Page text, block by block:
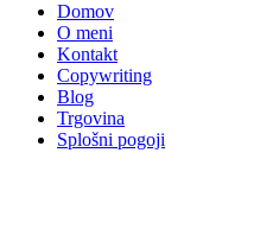
Domov
O meni
Kontakt
Copywriting
Blog
Trgovina
Splošni pogoji